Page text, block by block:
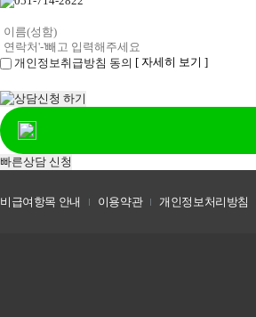
개인정보취급방침 동의 [ 자세히 보기 ]
빠른상담 신청
비급여항목 안내 이용약관 개인정보처리방침